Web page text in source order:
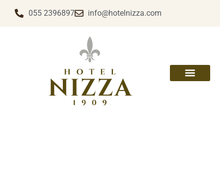
055 2396897 info@hotelnizza.com